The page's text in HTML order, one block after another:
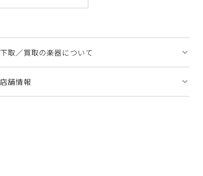
下取／買取の楽器について
店舗情報